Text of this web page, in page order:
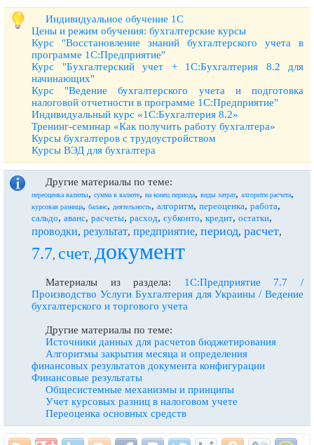
Индивидуальное обучение 1С
Цены и режим обучения: бухгалтерские курсы
Курс "Восстановление знаний бухгалтерского учета в
программе 1С:Предприятие"
Курс "Бухгалтерский учет + 1С:Бухгалтерия 8.2 для
начинающих"
Курс "Ведение бухгалтерского учета и подготовка
налоговой отчетности в программе 1С:Предприятие"
Индивидуальный курс «1С:Бухгалтерия 8.2»
Тренинг-семинар «Как получить работу бухгалтера»
Курсы бухгалтеров с трудоустройством
Курсы ВЭД для бухгалтера
Другие материалы по теме:
переоценка валюты, сумма в валюте, на конец периода, виды затрат, алгоритм расчета,
курсовая разница, баланс, деятельность, алгоритм, переоценка, работа,
сальдо, аванс, расчеты, расход, субконто, кредит, остатки,
проводки, результат, предприятие, период, расчет,
7.7, счет, документ
Материалы из раздела: 1С:Предприятие 7.7 /
Производство Услуги Бухгалтерия для Украины / Ведение
бухгалтерского и торгового учета
Другие материалы по теме:
Источники данных для расчетов бюджетирования
Алгоритмы закрытия месяца и определения
финансовых результатов документа конфигурации
Финансовые результаты
Общесистемные механизмы и принципы
Учет курсовых разниц в налоговом учете
Переоценка основных средств